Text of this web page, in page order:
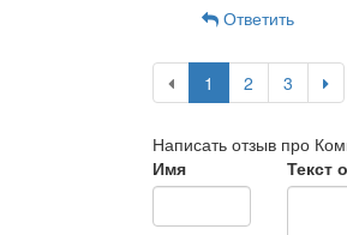
Ответить
1 2 3
Написать отзыв про
Имя
Текст